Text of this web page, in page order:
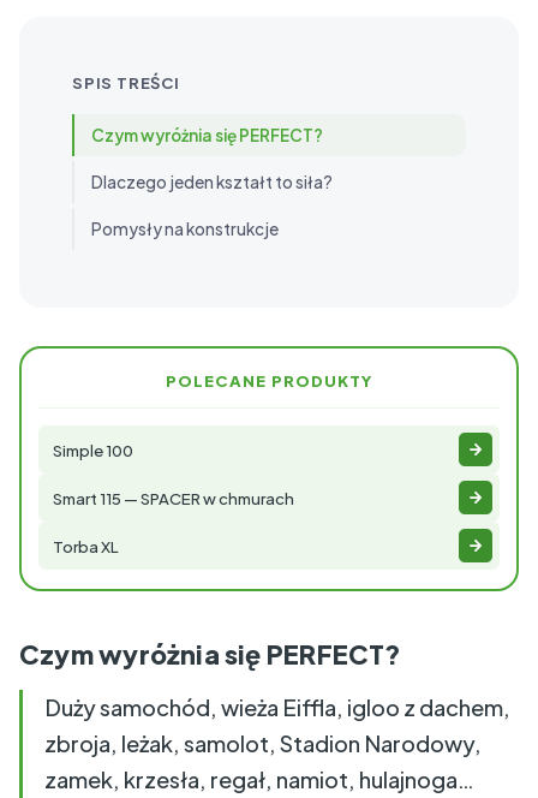
SPIS TREŚCI
Czym wyróżnia się PERFECT?
Dlaczego jeden kształt to siła?
Pomysły na konstrukcje
POLECANE PRODUKTY
Simple 100
Smart 115 — SPACER w chmurach
Torba XL
Czym wyróżnia się PERFECT?
Duży samochód, wieża Eiffla, igloo z dachem,
zbroja, leżak, samolot, Stadion Narodowy,
zamek, krzesła, regał, namiot, hulajnoga…